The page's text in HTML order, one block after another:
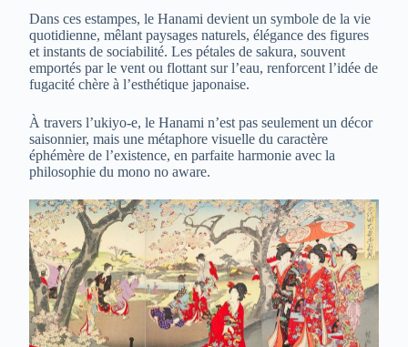
Dans ces estampes, le Hanami devient un symbole de la vie
quotidienne, mêlant paysages naturels, élégance des figures
et instants de sociabilité. Les pétales de sakura, souvent
emportés par le vent ou flottant sur l’eau, renforcent l’idée de
fugacité chère à l’esthétique japonaise.
À travers l’ukiyo-e, le Hanami n’est pas seulement un décor
saisonnier, mais une métaphore visuelle du caractère
éphémère de l’existence, en parfaite harmonie avec la
philosophie du mono no aware.